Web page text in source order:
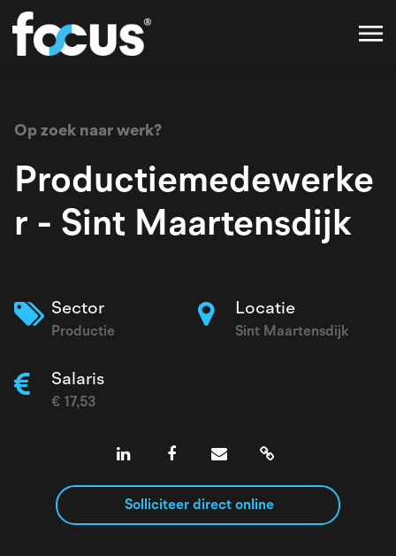
Op zoek naar werk?
Productiemedewerke
r - Sint Maartensdijk
Sector
Productie
Locatie
Sint Maartensdijk
Salaris
€ 17,53
Solliciteer direct online